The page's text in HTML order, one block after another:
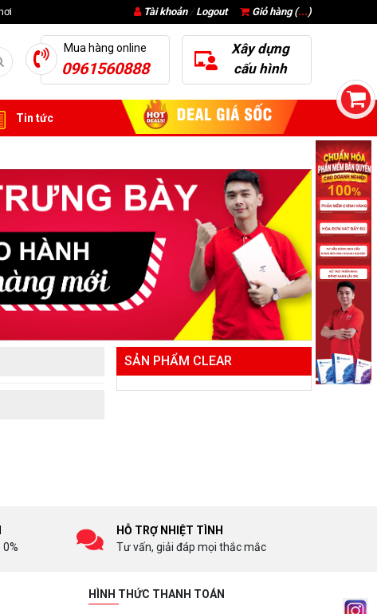
Giỏ hàng (...)
Tài khoản/ Logout
Mua hàng online
0961560888
Xây dựng
cấu hình
Tin tức
SẢN PHẨM CLEAR
HỖ TRỢ NHIỆT TÌNH
Tư vấn, giải đáp mọi thắc mắc
HÌNH THỨC THANH TOÁN